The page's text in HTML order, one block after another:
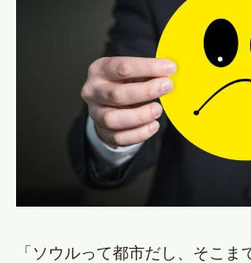
「ソウルって都市だし、そこま